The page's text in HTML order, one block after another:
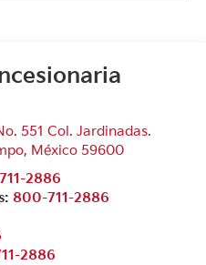
551 Col. Jardinadas.
, México 59600
2886
800-711-2886
2886